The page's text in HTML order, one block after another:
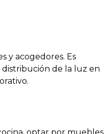
y acogedores. Es
de la luz en
optar por muebles